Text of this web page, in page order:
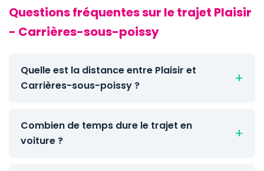
Questions fréquentes sur le trajet Plaisir
- Carrières-sous-poissy
Quelle est la distance entre Plaisir et
Carrières-sous-poissy ?
Combien de temps dure le trajet en
voiture ?